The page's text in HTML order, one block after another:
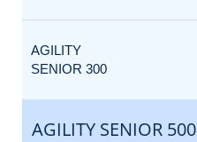
AGILITY
SENIOR 300
AGILITY SENIOR 500